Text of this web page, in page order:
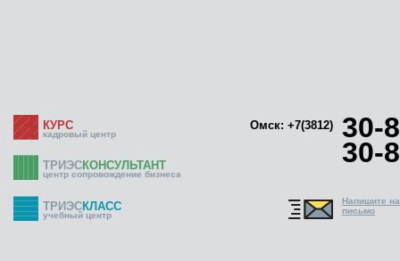
КУРС
кадровый центр
Омск: +7(3812) 30-
30-
ТРИЭСКОНСУЛЬТАНТ
центр сопровождение бизнеса
ТРИЭСКЛАСС
учебный центр
Напишите
письмо